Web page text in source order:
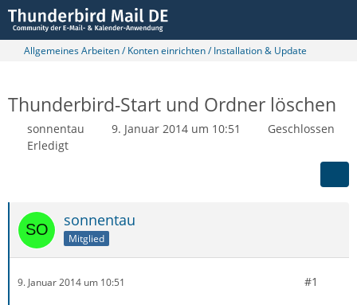
Allgemeines Arbeiten / Konten einrichten / Installation & Update
Thunderbird-Start und Ordner löschen
sonnentau 9. Januar 2014 um 10:51
Geschlossen
Erledigt
sonnentau
Mitglied
9. Januar 2014 um 10:51 #1